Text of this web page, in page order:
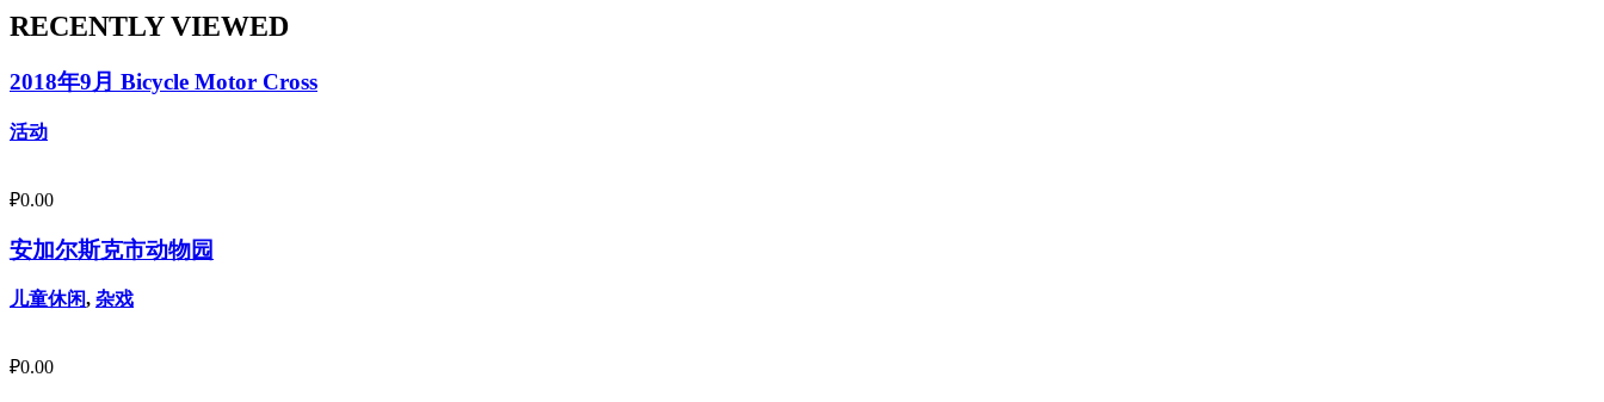
RECENTLY VIEWED
2018年9月 Bicycle Motor Cross
活动
₽0.00
安加尔斯克市动物园
儿童休闲, 杂戏
₽0.00